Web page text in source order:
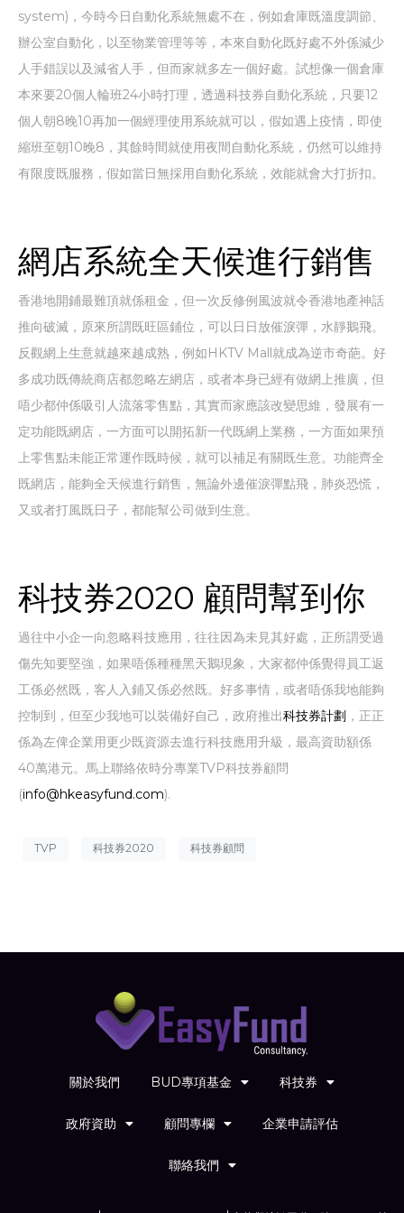
system)，今時今日自動化系統無處不在，例如倉庫既溫度調節、
辦公室自動化，以至物業管理等等，本來自動化既好處不外係減少
人手錯誤以及減省人手，但而家就多左一個好處。試想像一個倉庫
本來要20個人輪班24小時打理，透過科技券自動化系統，只要12
個人朝8晚10再加一個經理使用系統就可以，假如遇上疫情，即使
縮班至朝10晚8，其餘時間就使用夜間自動化系統，仍然可以維持
有限度既服務，假如當日無採用自動化系統，效能就會大打折扣。
網店系統全天候進行銷售
香港地開鋪最難頂就係租金，但一次反修例風波就令香港地產神話
推向破滅，原來所謂既旺區鋪位，可以日日放催淚彈，水靜鵝飛。
反觀網上生意就越來越成熟，例如HKTV Mall就成為逆市奇葩。好
多成功既傳統商店都忽略左網店，或者本身已經有做網上推廣，但
唔少都仲係吸引人流落零售點，其實而家應該改變思維，發展有一
定功能既網店，一方面可以開拓新一代既網上業務，一方面如果預
上零售點未能正常運作既時候，就可以補足有關既生意。功能齊全
既網店，能夠全天候進行銷售，無論外邊催淚彈點飛，肺炎恐慌，
又或者打風既日子，都能幫公司做到生意。
科技券2020 顧問幫到你
過往中小企一向忽略科技應用，往往因為未見其好處，正所謂受過
傷先知要堅強，如果唔係種種黑天鵝現象，大家都仲係覺得員工返
工係必然既，客人入鋪又係必然既。好多事情，或者唔係我地能夠
控制到，但至少我地可以裝備好自己，政府推出科技券計劃 ，正正
係為左俾企業用更少既資源去進行科技應用升級，最高資助額係
40萬港元。馬上聯絡依時分專業TVP科技券顧問
(info@hkeasyfund.com).
TVP 科技券2020 科技券顧問
關於我們 BUD專項基金 科技券
政府資助 顧問專欄 企業申請評估
聯絡我們